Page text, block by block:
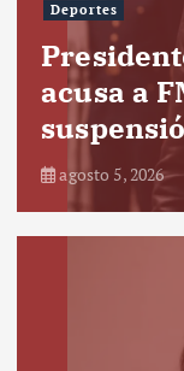
Deportes
acusa a
agosto 5, 2026